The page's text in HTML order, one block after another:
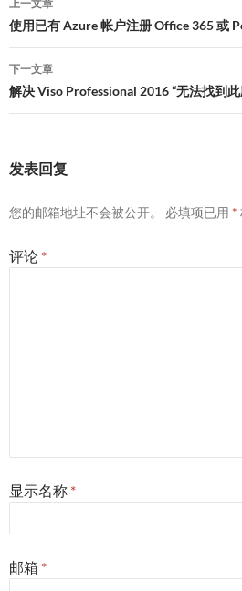
章
导
航
上一文章
使用已有 Azure 帐户注册 Office 365 或
下一文章
解决 Viso Professional 2016 “无法找到
发表回复
您的邮箱地址不会被公开。 必填项已用 *
评论 *
显示名称 *
邮箱 *